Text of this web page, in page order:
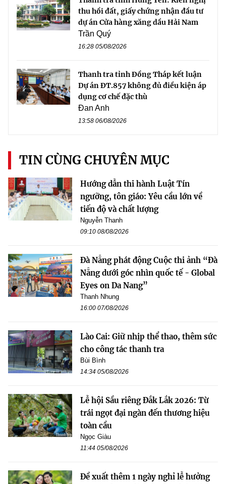
thu hồi đất, giấy chứng nhận đầu tư
dự án Cửa hàng xăng dầu Hải Nam
Trần Quý
16:28 05/08/2026
Thanh tra tỉnh Đồng Tháp kết luận
Dự án ĐT.857 không đủ điều kiện áp
dụng cơ chế đặc thù
Đan Anh
13:58 06/08/2026
TIN CÙNG CHUYÊN MỤC
Hướng dẫn thi hành Luật Tín
ngưỡng, tôn giáo: Yêu cầu lớn về
tiến độ và chất lượng
Nguyễn Thanh
09:10 08/08/2026
Đà Nẵng phát động Cuộc thi ảnh “Đà
Nẵng dưới góc nhìn quốc tế - Global
Eyes on Da Nang”
Thanh Nhung
16:00 07/08/2026
Lào Cai: Giữ nhịp thể thao, thêm sức
cho công tác thanh tra
Bùi Bình
14:34 05/08/2026
Lễ hội Sầu riêng Đắk Lắk 2026: Từ
trái ngọt đại ngàn đến thương hiệu
toàn cầu
Ngọc Giàu
11:44 05/08/2026
Đề xuất thêm 1 ngày nghỉ lễ hưởng